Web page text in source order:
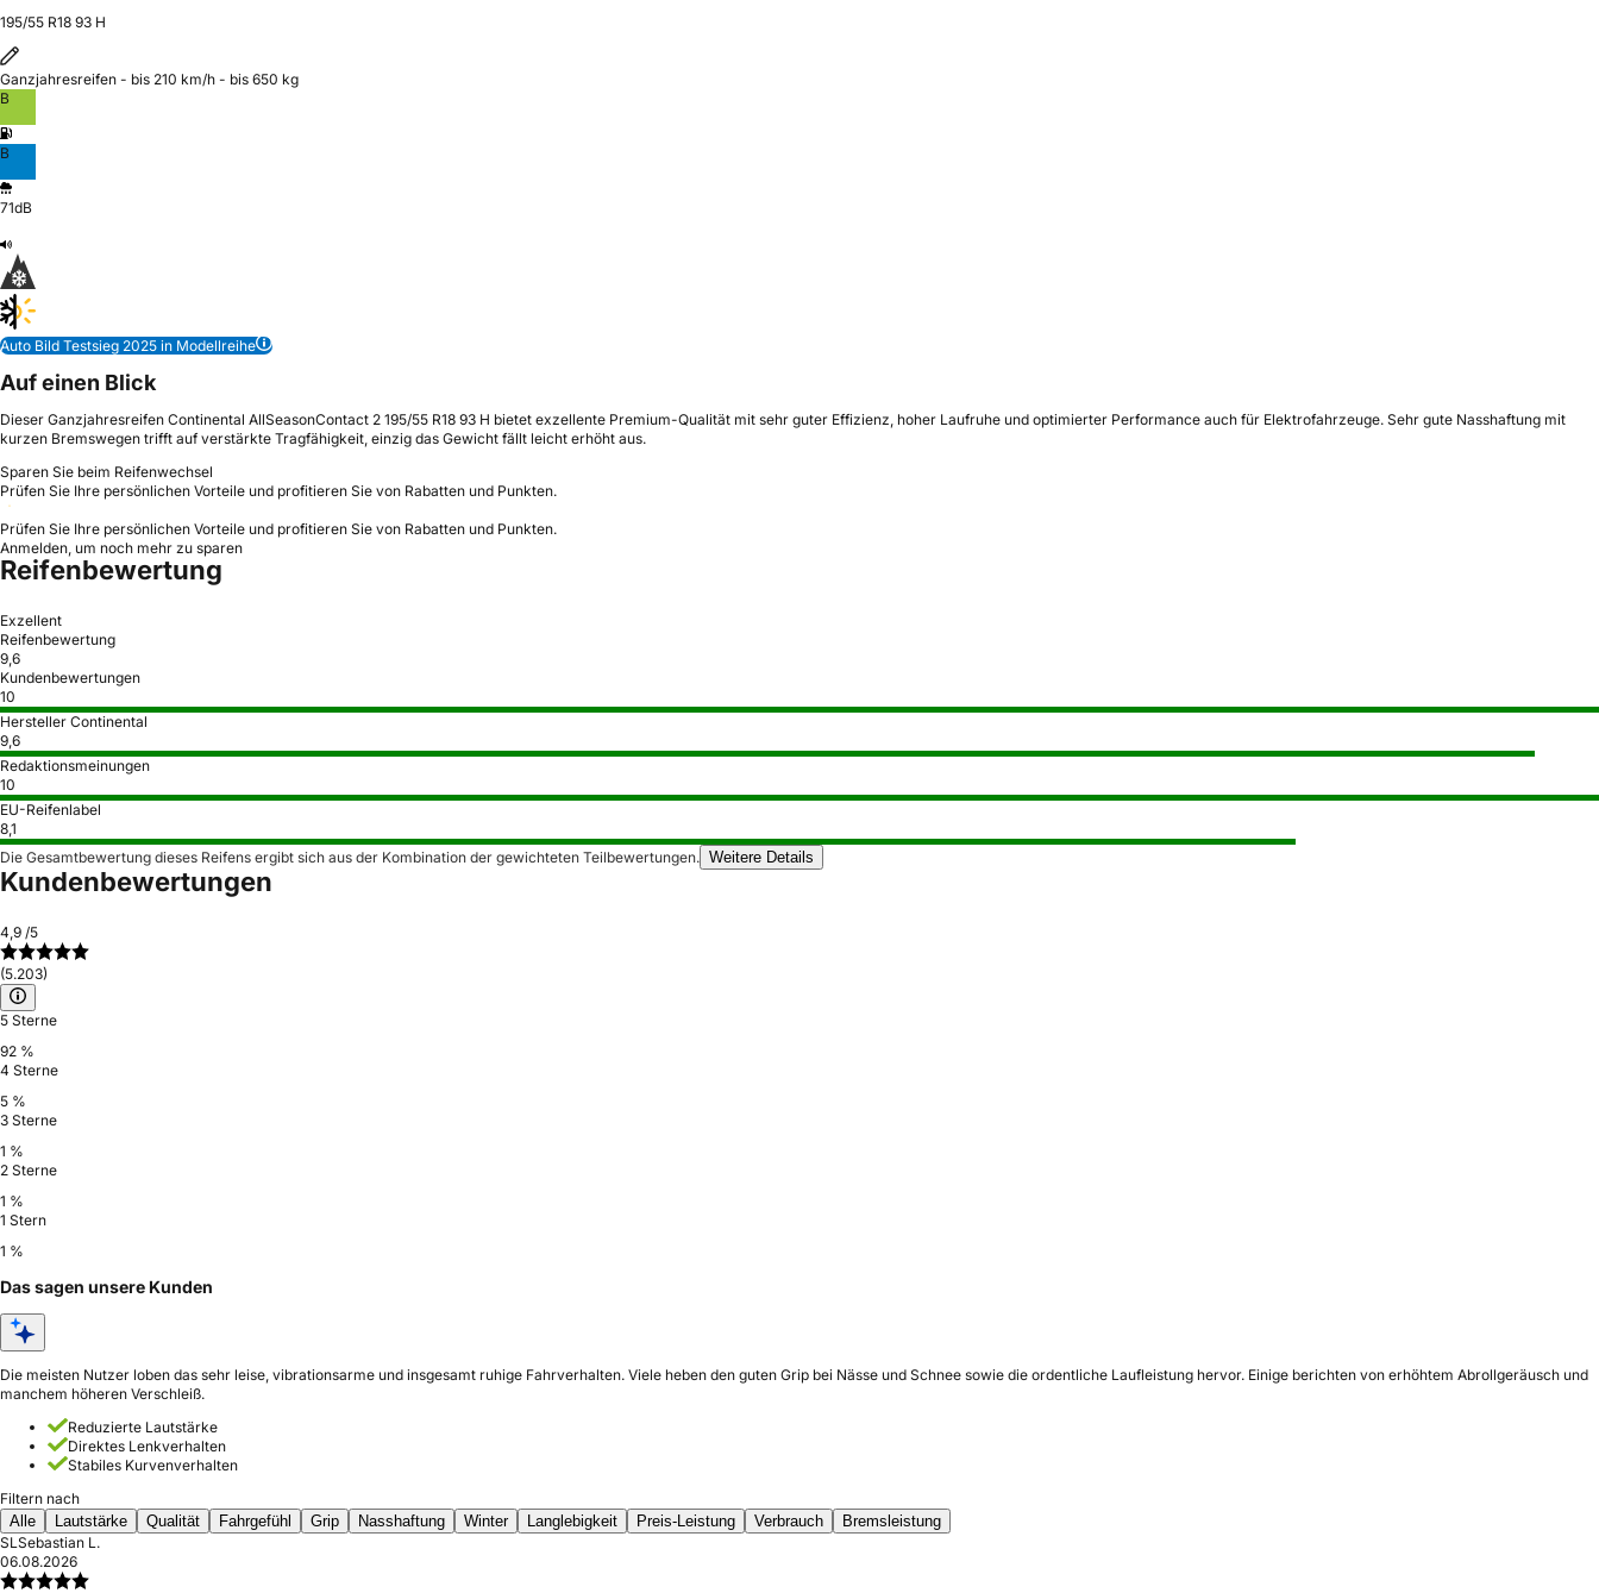
195/55 R18 93 H
Ganzjahresreifen - bis 210 km/h - bis 650 kg
B
B
71dB
Auto Bild Testsieg 2025 in Modellreihe
Auf einen Blick
Dieser Ganzjahresreifen Continental AllSeasonContact 2 195/55 R18 93 H bietet exzellente Premium-Qualität mit sehr guter Effizienz, hoher Laufruhe und optimierter Performance auch für Elektrofahrzeuge. Sehr gute Nasshaftung mit
kurzen Bremswegen trifft auf verstärkte Tragfähigkeit, einzig das Gewicht fällt leicht erhöht aus.
Sparen Sie beim Reifenwechsel
Prüfen Sie Ihre persönlichen Vorteile und profitieren Sie von Rabatten und Punkten.
Prüfen Sie Ihre persönlichen Vorteile und profitieren Sie von Rabatten und Punkten.
Anmelden, um noch mehr zu sparen
Reifenbewertung
Exzellent
Reifenbewertung
9,6
Kundenbewertungen
10
Hersteller Continental
9,6
Redaktionsmeinungen
10
EU-Reifenlabel
8,1
Die Gesamtbewertung dieses Reifens ergibt sich aus der Kombination der gewichteten Teilbewertungen. Weitere Details
Kundenbewertungen
4,9 /5
(5.203)
5 Sterne
92 %
4 Sterne
5 %
3 Sterne
1 %
2 Sterne
1 %
1 Stern
1 %
Das sagen unsere Kunden
Die meisten Nutzer loben das sehr leise, vibrationsarme und insgesamt ruhige Fahrverhalten. Viele heben den guten Grip bei Nässe und Schnee sowie die ordentliche Laufleistung hervor. Einige berichten von erhöhtem Abrollgeräusch und
manchem höheren Verschleiß.
Reduzierte Lautstärke
Direktes Lenkverhalten
Stabiles Kurvenverhalten
Filtern nach
Alle
Lautstärke Qualität Fahrgefühl Grip Nasshaftung Winter Langlebigkeit Preis-Leistung Verbrauch
Bremsleistung
SLSebastian L.
06.08.2026